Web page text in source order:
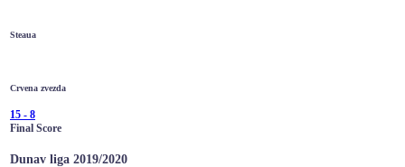
Steaua
Crvena zvezda
15 - 8
Final Score
Dunav liga 2019/2020